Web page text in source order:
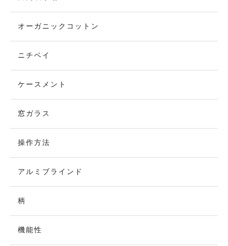
オーガニックコットン
ニチベイ
ケースメント
窓ガラス
操作方法
アルミブラインド
柄
機能性